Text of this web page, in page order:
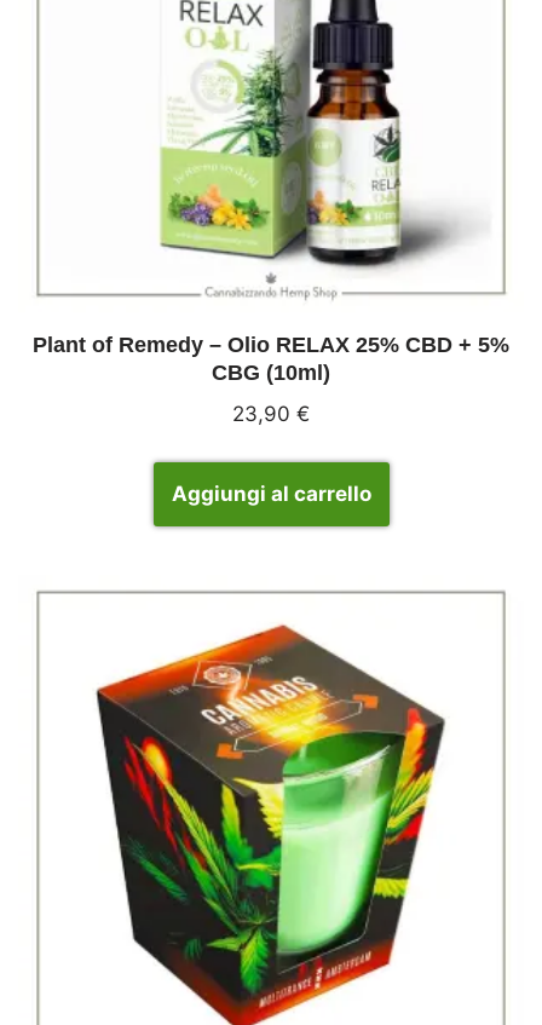
Plant of Remedy – Olio RELAX 25% CBD + 5%
CBG (10ml)
23,90 €
Aggiungi al carrello